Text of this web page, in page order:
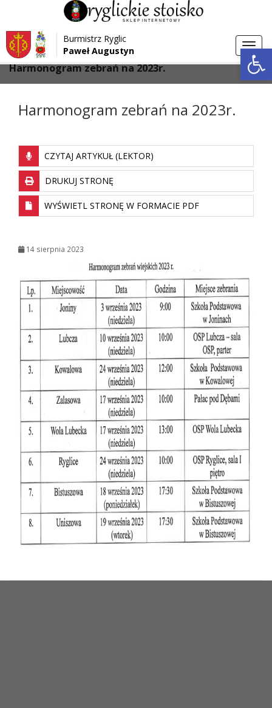
Przejdź do menu
Przejdź do głównej treści strony
Przejdź do stopki strony
Burmistrz Ryglic
Paweł Augustyn
Strona główna > Aktualności
Harmonogram zebrań na 2023r.
Harmonogram zebrań na 2023r.
CZYTAJ ARTYKUŁ (LEKTOR)
DRUKUJ STRONĘ
WYŚWIETL STRONĘ W FORMACIE PDF
14 sierpnia 2023